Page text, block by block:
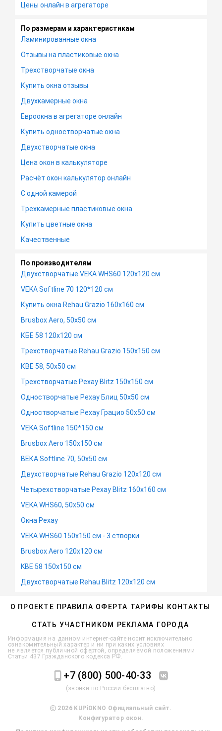
Цены онлайн в агрегаторе
По размерам и характеристикам
Ламинированные окна
Отзывы на пластиковые окна
Трехстворчатые окна
Купить окна отзывы
Двухкамерные окна
Евроокна в агрегаторе онлайн
Купить одностворчатые окна
Двухстворчатые окна
Цена окон в калькуляторе
Расчёт окон калькулятор онлайн
С одной камерой
Трехкамерные пластиковые окна
Купить цветные окна
Качественные
По производителям
Двухстворчатые VEKA WHS60 120х120 см
VEKA Softline 70 120*120 см
Купить окна Rehau Grazio 160х160 см
Brusbox Aero, 50х50 см
КБЕ 58 120х120 см
Трехстворчатые Rehau Grazio 150х150 см
КВЕ 58, 50х50 см
Трехстворчатые Рехау Blitz 150х150 см
Одностворчатые Рехау Блиц 50х50 см
Одностворчатые Рехау Грацио 50х50 см
VEKA Softline 150*150 см
Brusbox Aero 150х150 см
ВЕКА Softline 70, 50х50 см
Двухстворчатые Rehau Grazio 120х120 см
Четырехстворчатые Рехау Blitz 160х160 см
VEKA WHS60, 50х50 см
Окна Рехау
VEKA WHS60 150х150 см - 3 створки
Brusbox Aero 120х120 см
KBE 58 150х150 см
Двухстворчатые Rehau Blitz 120х120 см
О ПРОЕКТЕ ПРАВИЛА ОФЕРТА ТАРИФЫ КОНТАКТЫ
СТАТЬ УЧАСТНИКОМ РЕКЛАМА ГОРОДА
Информация на данном интернет-сайте носит исключительно
ознакомительный характер и ни при каких условиях
не является публичной офертой, определяемой положениями
Статьи 437 Гражданского кодекса РФ.
+7 (800) 500-40-33
(звонки по России бесплатно)
2026 KUPiOKNO Официальный сайт.
Конфигуратор окон.